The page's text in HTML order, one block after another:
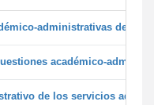
administrativas de la
académico-
de los servicios